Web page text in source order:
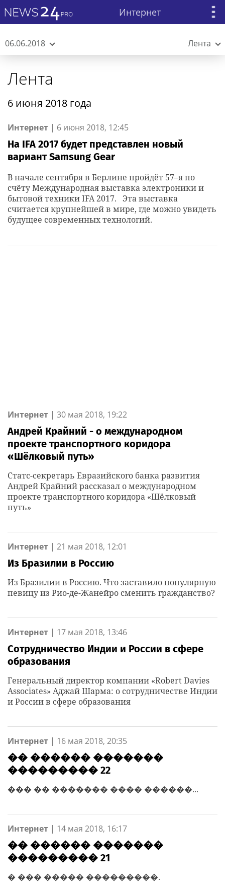
Интернет
06.06.2018 Лента
Лента
6 июня 2018 года
Интернет | 6 июня 2018, 12:45
На IFA 2017 будет представлен новый
вариант Samsung Gear
В начале сентября в Берлине пройдёт 57–я по
счёту Международная выставка электроники и
бытовой техники IFA 2017. Эта выставка
считается крупнейшей в мире, где можно увидеть
будущее современных технологий.
Интернет | 30 мая 2018, 19:22
Андрей Крайний - о международном
проекте транспортного коридора
«Шёлковый путь»
Статс-секретарь Евразийского банка развития
Андрей Крайний рассказал о международном
проекте транспортного коридора «Шёлковый
путь»
Интернет | 21 мая 2018, 12:01
Из Бразилии в Россию
Из Бразилии в Россию. Что заставило популярную
певицу из Рио-де-Жанейро сменить гражданство?
Интернет | 17 мая 2018, 13:46
Сотрудничество Индии и России в сфере
образования
Генеральный директор компании «Robert Davies
Associates» Аджай Шарма: о сотрудничестве Индии
и России в сфере образования
Интернет | 16 мая 2018, 20:35
�� ������ �������
��������� 22
��� �� ������� ���� ������...
Интернет | 14 мая 2018, 16:17
�� ������ �������
��������� 21
� ��� ����� ���������.